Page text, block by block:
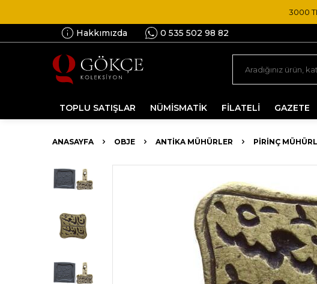
3000
Hakkımızda 0 535 502 98 82
TOPLU SATIŞLAR NÜMİSMATİK FİLATELİ GAZETE
ANASAYFA OBJE ANTIKA MÜHÜRLER PIRINÇ